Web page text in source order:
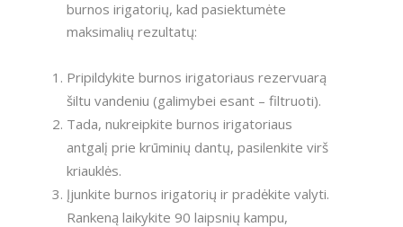
burnos irigatorių, kad pasiektumėte
maksimalių rezultatų:
Pripildykite burnos irigatoriaus rezervuarą
šiltu vandeniu (galimybei esant – filtruoti).
Tada, nukreipkite burnos irigatoriaus
antgalį prie krūminių dantų, pasilenkite virš
kriauklės.
Įjunkite burnos irigatorių ir pradėkite valyti.
Rankeną laikykite 90 laipsnių kampu,